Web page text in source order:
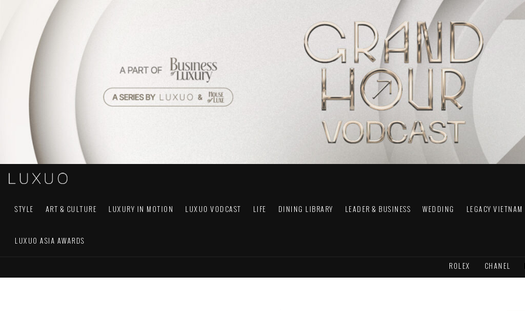
STYLE ART & CULTURE LUXURY IN MOTION LUXUO VODCAST LIFE DINING LIBRARY LEADER & BUSINESS WEDDING LEGACY VIETNAM
LUXUO ASIA AWARDS
ROLEX CHANEL